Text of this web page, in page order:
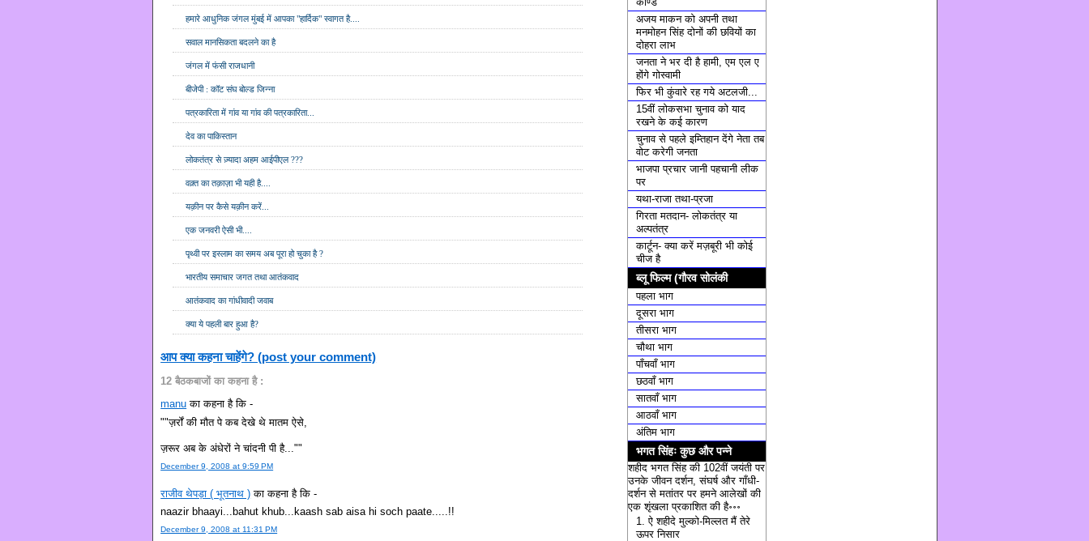
हमारे आधुनिक जंगल मुंबई में आपका "हार्दिक" स्वागत है....
सवाल मानसिकता बदलने का है
जंगल में फंसी राजधानी
बीजेपी : कॉट संघ बोल्ड जिन्ना
पत्रकारिता में गांव या गांव की पत्रकारिता...
देव का पाकिस्तान
लोकतंत्र से ज़्यादा अहम आईपीएल ???
वक़्त का तक़ाज़ा भी यही है....
यक़ीन पर कैसे यक़ीन करें...
एक जनवरी ऐसी भी....
पृथ्वी पर इस्लाम का समय अब पूरा हो चुका है ?
भारतीय समाचार जगत तथा आतंकवाद
आतंकवाद का गांधीवादी जवाब
क्या ये पहली बार हुआ है?
आप क्या कहना चाहेंगे? (post your comment)
12 बैठकबाजों का कहना है :
manu का कहना है कि -
""ज़र्रों की मौत पे कब देखे थे मातम ऐसे,
ज़रूर अब के अंधेरों ने चांदनी पी है...""
December 9, 2008 at 9:59 PM
राजीव थेपड़ा ( भूतनाथ ) का कहना है कि -
naazir bhaayi...bahut khub...kaash sab aisa hi soch paate.....!!
December 9, 2008 at 11:31 PM
अजय माकन को अपनी तथा
मनमोहन सिंह दोनों की छवियों का
दोहरा लाभ
जनता ने भर दी है हामी, एम एल ए
होंगे गोस्वामी
फिर भी कुंवारे रह गये अटलजी...
15वीं लोकसभा चुनाव को याद
रखने के कई कारण
चुनाव से पहले इम्तिहान देंगे नेता तब
वोट करेगी जनता
भाजपा प्रचार जानी पहचानी लीक
पर
यथा-राजा तथा-प्रजा
गिरता मतदान- लोकतंत्र या
अल्पतंत्र
कार्टून- क्या करें मज़बूरी भी कोई
चीज है
ब्लू फिल्म (गौरव सोलंकी
पहला भाग
दूसरा भाग
तीसरा भाग
चौथा भाग
पाँचवाँ भाग
छठवाँ भाग
सातवाँ भाग
आठवाँ भाग
अंतिम भाग
भगत सिंहः कुछ और पन्ने
शहीद भगत सिंह की 102वीं जयंती पर
उनके जीवन दर्शन, संघर्ष और गाँधी-
दर्शन से मतांतर पर हमने आलेखों की
एक शृंखला प्रकाशित की है॰॰॰
1. ऐ शहीदे मुल्को-मिल्लत मैं तेरे
ऊपर निसार